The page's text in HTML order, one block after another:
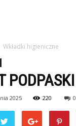
Wkładki higieniczne
2025 220 0